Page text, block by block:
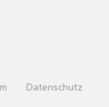
Datenschutz